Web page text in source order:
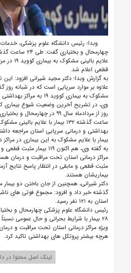
وبدا؛ رئیس دانشگاه علوم پزشکی،
علایم
قطعی اعلام شد.
به گزارش وبدا؛ دکتر مجید شیرانی افزود: این
علاوه بر موارد سرپایی است که در شبانه روز
مشکوک به بیماری کووید ۱۹ به مراکز بهداشتی و درمانی مراجعه داشته اند.
وی، در تشریح آخرین وضعیت شیوع بیماری
ساعت گذشته ۱۳۲ بیمار با علایم
بیمار با علایم مشکوک به این بیماری در
به گفته وی، هم اکنون ۱۱۹
مثبت قطعی و مابقی در انتظار پاسخ نتایج
بیماریشان هستند.
گذشته خبر داد و افزود: مجموع فوتی های ناشی
استان به ۱۲۱ نفر رسید.
رئیس دانشگاه علوم پزشکی چهارمحال و
۲۸ بیمار با شرایط بحرانی و حال عمومی
ویژه مراکز درمانی استان تحت مراقبت و
هرچه بیشتر پروتکل های بهداشتی تاکید کرد.
لینک اصل محتوا در